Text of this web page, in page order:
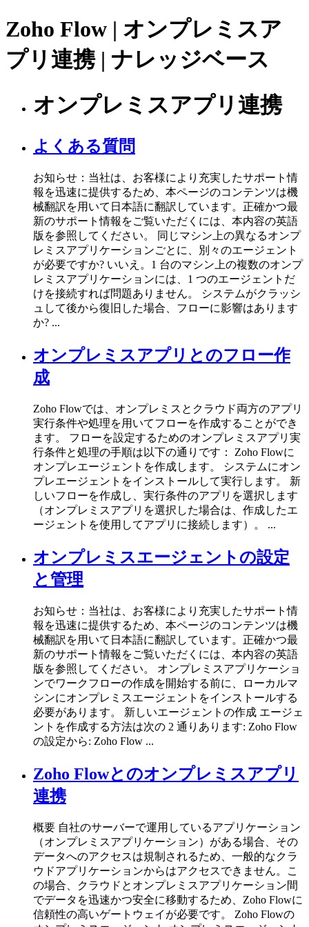
Zoho Flow | オンプレミスア
プリ連携 | ナレッジベース
オンプレミスアプリ連携
よくある質問
お知らせ：当社は、お客様により充実したサポート情
報を迅速に提供するため、本ページのコンテンツは機
械翻訳を用いて日本語に翻訳しています。正確かつ最
新のサポート情報をご覧いただくには、本内容の英語
版を参照してください。 同じマシン上の異なるオンプ
レミスアプリケーションごとに、別々のエージェント
が必要ですか? いいえ。1 台のマシン上の複数のオンプ
レミスアプリケーションには、1 つのエージェントだ
けを接続すれば問題ありません。 システムがクラッシ
ュして後から復旧した場合、フローに影響はあります
か? ...
オンプレミスアプリとのフロー作
成
Zoho Flowでは、オンプレミスとクラウド両方のアプリ
実行条件や処理を用いてフローを作成することができ
ます。 フローを設定するためのオンプレミスアプリ実
行条件と処理の手順は以下の通りです： Zoho Flowに
オンプレエージェントを作成します。 システムにオン
プレエージェントをインストールして実行します。 新
しいフローを作成し、実行条件のアプリを選択します
（オンプレミスアプリを選択した場合は、作成したエ
ージェントを使用してアプリに接続します）。 ...
オンプレミスエージェントの設定
と管理
お知らせ：当社は、お客様により充実したサポート情
報を迅速に提供するため、本ページのコンテンツは機
械翻訳を用いて日本語に翻訳しています。正確かつ最
新のサポート情報をご覧いただくには、本内容の英語
版を参照してください。 オンプレミスアプリケーショ
ンでワークフローの作成を開始する前に、ローカルマ
シンにオンプレミスエージェントをインストールする
必要があります。 新しいエージェントの作成 エージェ
ントを作成する方法は次の 2 通りあります: Zoho Flow
の設定から: Zoho Flow ...
Zoho Flowとのオンプレミスアプリ
連携
概要 自社のサーバーで運用しているアプリケーション
（オンプレミスアプリケーション）がある場合、その
データへのアクセスは規制されるため、一般的なクラ
ウドアプリケーションからはアクセスできません。こ
の場合、クラウドとオンプレミスアプリケーション間
でデータを迅速かつ安全に移動するため、Zoho Flowに
信頼性の高いゲートウェイが必要です。 Zoho Flowの